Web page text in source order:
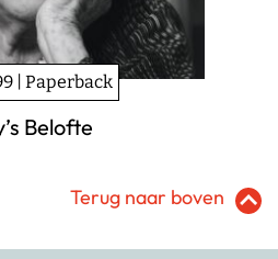
| Paperback
Belofte
Terug naar boven